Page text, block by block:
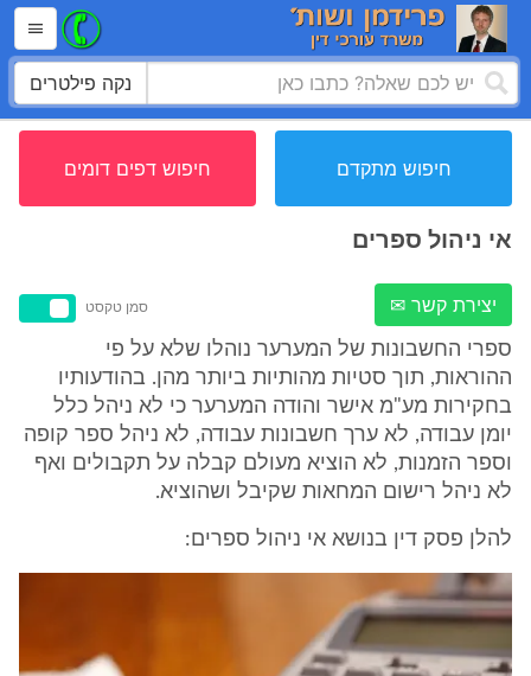
נקה פילטרים
חיפוש מתקדם חיפוש דפים דומים
אי ניהול ספרים
יצירת קשר ✉ סמן טקסט
ספרי החשבונות של המערער נוהלו שלא על פי
ההוראות, תוך סטיות מהותיות ביותר מהן. בהודעותיו
בחקירות מע"מ אישר והודה המערער כי לא ניהל כלל
יומן עבודה, לא ערך חשבונות עבודה, לא ניהל ספר קופה
וספר הזמנות, לא הוציא מעולם קבלה על תקבולים ואף
לא ניהל רישום המחאות שקיבל ושהוציא.
להלן פסק דין בנושא אי ניהול ספרים: